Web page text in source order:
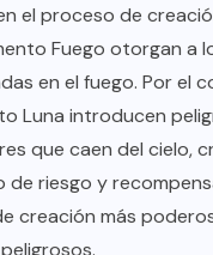
el proceso de
Fuego otorgan a
en el fuego. Por el
Luna introducen
que caen del cielo,
de riesgo y
creación más